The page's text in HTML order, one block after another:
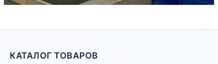
КАТАЛОГ ТОВАРОВ